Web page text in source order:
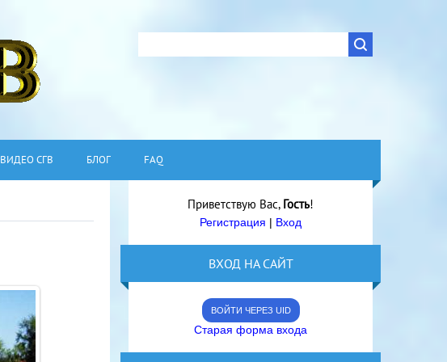
ВИДЕО СГВ БЛОГ FAQ
Приветствую Вас, Гость!
Регистрация | Вход
ВХОД НА САЙТ
ВОЙТИ ЧЕРЕЗ UID
Старая форма входа